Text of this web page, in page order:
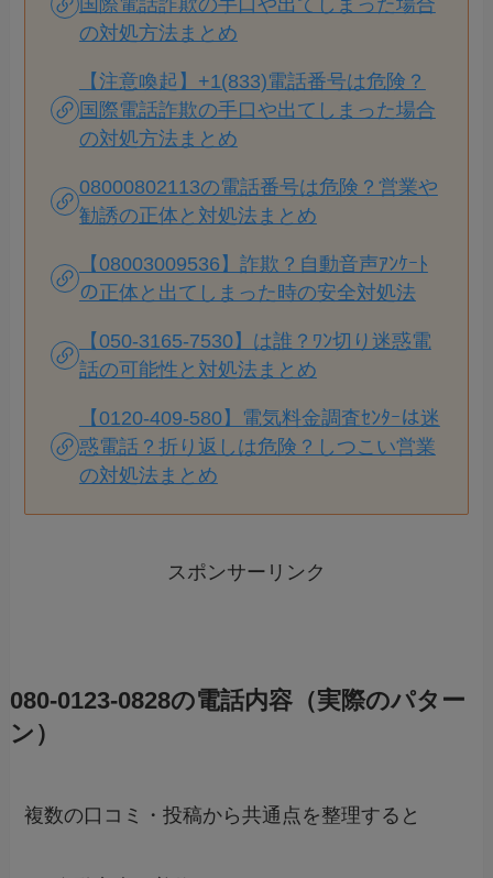
国際電話詐欺の手口や出てしまった場合
の対処方法まとめ
【注意喚起】+1(833)電話番号は危険？
国際電話詐欺の手口や出てしまった場合
の対処方法まとめ
08000802113の電話番号は危険？営業や
勧誘の正体と対処法まとめ
【08003009536】詐欺？自動音声ｱﾝｹｰﾄ
の正体と出てしまった時の安全対処法
【050-3165-7530】は誰？ﾜﾝ切り迷惑電
話の可能性と対処法まとめ
【0120-409-580】電気料金調査ｾﾝﾀｰは迷
惑電話？折り返しは危険？しつこい営業
の対処法まとめ
スポンサーリンク
080-0123-0828の電話内容（実際のパター
ン）
複数の口コミ・投稿から共通点を整理すると